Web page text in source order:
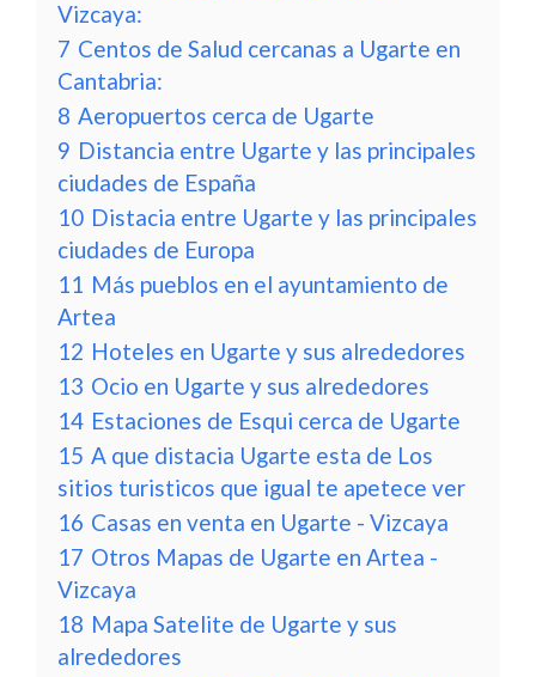
Vizcaya:
7 Centos de Salud cercanas a Ugarte en
Cantabria:
8 Aeropuertos cerca de Ugarte
9 Distancia entre Ugarte y las principales
ciudades de España
10 Distacia entre Ugarte y las principales
ciudades de Europa
11 Más pueblos en el ayuntamiento de
Artea
12 Hoteles en Ugarte y sus alrededores
13 Ocio en Ugarte y sus alrededores
14 Estaciones de Esqui cerca de Ugarte
15 A que distacia Ugarte esta de Los
sitios turisticos que igual te apetece ver
16 Casas en venta en Ugarte - Vizcaya
17 Otros Mapas de Ugarte en Artea -
Vizcaya
18 Mapa Satelite de Ugarte y sus
alrededores